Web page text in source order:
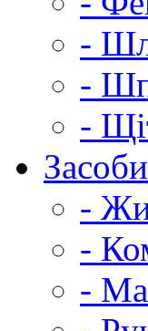
-
-
-
-
-
-